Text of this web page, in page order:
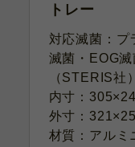
トレー
対応滅菌：プ
滅菌・EOG
（STERIS社）
内寸：
外寸：
材質：アルミ